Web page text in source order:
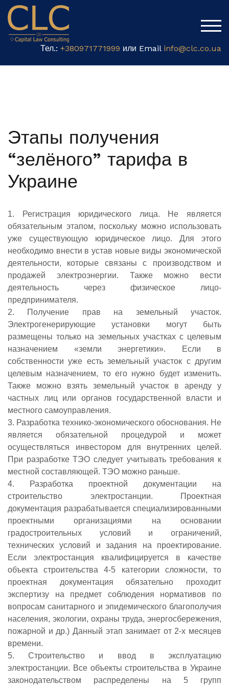
Тел.: +380971771999 или Email info@clc.co.ua
Этапы получения
“зелёного” тарифа в
Украине
1. Регистрация юридического лица. Не является
обязательным этапом, поскольку можно использовать
уже существующую юридическое лицо. Для этого
необходимо внести в устав новые виды экономической
деятельности, которые связаны с производством и
продажей электроэнергии. Также можно вести
деятельность через физическое лицо-
предпринимателя.
2. Получение прав на земельный участок.
Электрогенерирующие установки могут быть
размещены только на земельных участках с целевым
назначением «земли энергетики». Если в
собственности уже есть земельный участок с другим
целевым назначением, то его нужно будет изменить.
Также можно взять земельный участок в аренду у
частных лиц или органов государственной власти и
местного самоуправления.
3. Разработка технико-экономического обоснования. Не
является обязательной процедурой и может
осуществляться инвестором для внутренних целей.
При разработке ТЭО следует учитывать требования к
местной составляющей. ТЭО можно раньше.
4. Разработка проектной документации на
строительство электростанции. Проектная
документация разрабатывается специализированными
проектными организациями на основании
градостроительных условий и ограничений,
технических условий и задания на проектирование.
Если электростанция квалифицируется в качестве
объекта строительства 4-5 категории сложности, то
проектная документация обязательно проходит
экспертизу на предмет соблюдения нормативов по
вопросам санитарного и эпидемического благополучия
населения, экологии, охраны труда, энергосбережения,
пожарной и др.) Данный этап занимает от 2-х месяцев
времени.
5. Строительство и ввод в эксплуатацию
электростанции. Все объекты строительства в Украине
законодательством распределены на 5 групп